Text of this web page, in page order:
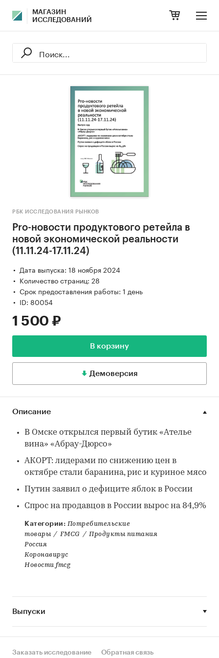
МАГАЗИН
ИССЛЕДОВАНИЙ
РБК ИССЛЕДОВАНИЯ РЫНКОВ
Pro-новости продуктового ретейла в
новой экономической реальности
(11.11.24-17.11.24)
Дата выпуска: 18 ноября 2024
Количество страниц: 28
Срок предоставления работы: 1 день
ID: 80054
1 500 ₽
В корзину
Демоверсия
Описание
В Омске открылся первый бутик «Ателье
вина» «Абрау-Дюрсо»
АКОРТ: лидерами по снижению цен в
октябре стали баранина, рис и куриное мясо
Путин заявил о дефиците яблок в России
Спрос на продавцов в России вырос на 84,9%
Категории: Потребительские
товары / FMCG / Продукты питания
Россия
Коронавирус
Новости fmcg
Выпуски
Заказать исследование Обратная связь